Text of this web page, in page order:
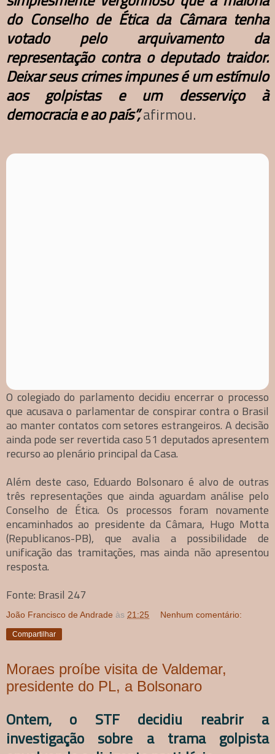
do Conselho de Ética da Câmara tenha
votado pelo arquivamento da
representação contra o deputado traidor.
Deixar seus crimes impunes é um estímulo
aos golpistas e um desserviço à
democracia e ao país”,afirmou.
O colegiado do parlamento decidiu encerrar o processo
que acusava o parlamentar de conspirar contra o Brasil
ao manter contatos com setores estrangeiros. A decisão
ainda pode ser revertida caso 51 deputados apresentem
recurso ao plenário principal da Casa.
Além deste caso, Eduardo Bolsonaro é alvo de outras
três representações que ainda aguardam análise pelo
Conselho de Ética. Os processos foram novamente
encaminhados ao presidente da Câmara, Hugo Motta
(Republicanos-PB), que avalia a possibilidade de
unificação das tramitações, mas ainda não apresentou
resposta.
Fonte: Brasil 247
João Francisco de Andrade às 21:25 Nenhum comentário:
Compartilhar
Moraes proíbe visita de Valdemar,
presidente do PL, a Bolsonaro
Ontem, o STF decidiu reabrir a
investigação sobre a trama golpista